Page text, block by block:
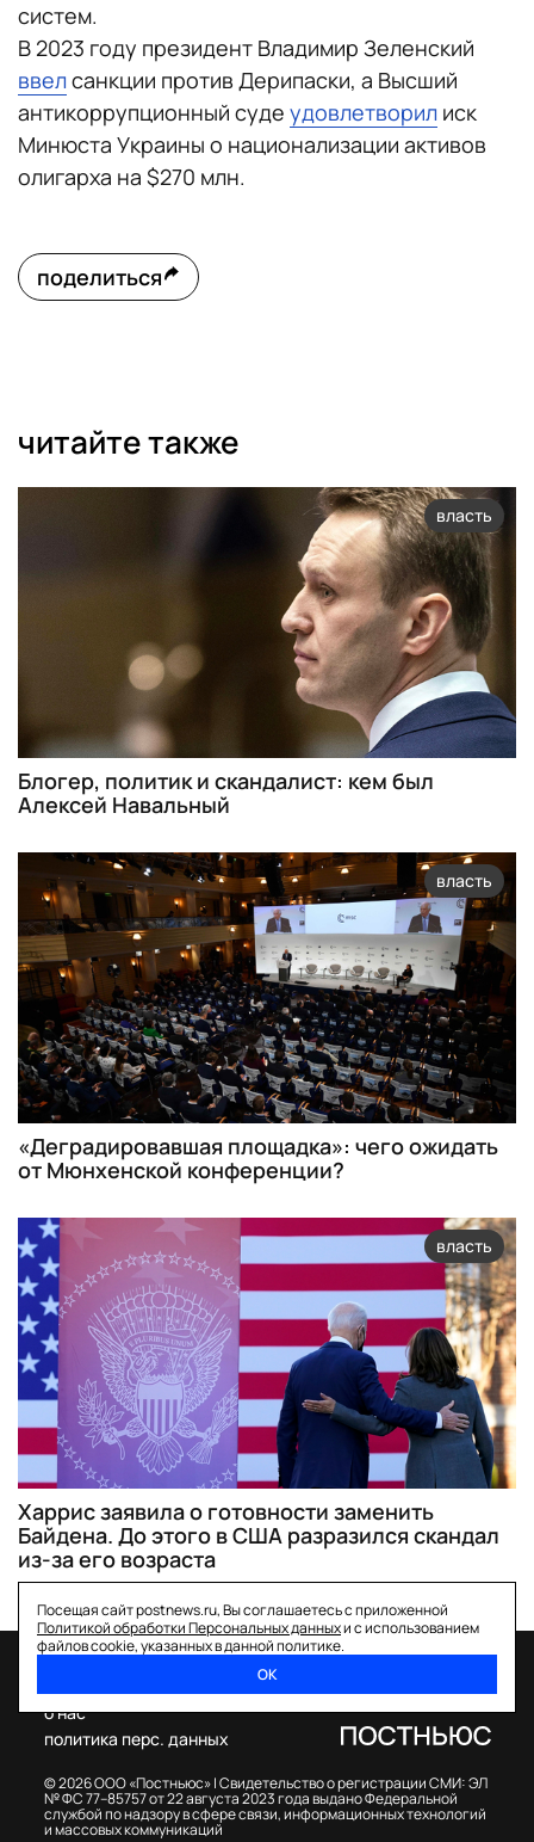
систем.
В 2023 году президент Владимир Зеленский
ввелсанкции против Дерипаски, а Высший
антикоррупционный суде удовлетворил иск
Минюста Украины о национализации активов
олигарха на $270 млн.
поделиться
читайте также
власть
Блогер, политик и скандалист: кем был
Алексей Навальный
власть
«Деградировавшая площадка»: чего ожидать
от Мюнхенской конференции?
власть
Харрис заявила о готовности заменить
Байдена. До этого в США разразился скандал
из-за его возраста
Посещая сайт postnews.ru, Вы соглашаетесь с приложенной
Политикой обработки Персональных данныхи с использованием
файлов cookie, указанных в данной политике.
ОК
© 2026 ООО «Постньюс» |Свидетельство о регистрации СМИ: ЭЛ
№ ФС 77–85757 от 22 августа 2023 года выдано Федеральной
службой по надзору в сфере связи, информационных технологий
и массовых коммуникаций
о нас
политика перс. данных